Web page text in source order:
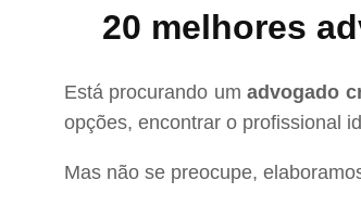
20 melhores
Está procurando umadvogado
opções, encontrar o profissional
Mas não se preocupe,